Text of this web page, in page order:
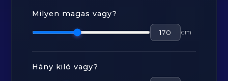
Milyen magas vagy?
cm
Hány kiló vagy?